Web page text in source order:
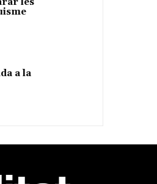
les
a la